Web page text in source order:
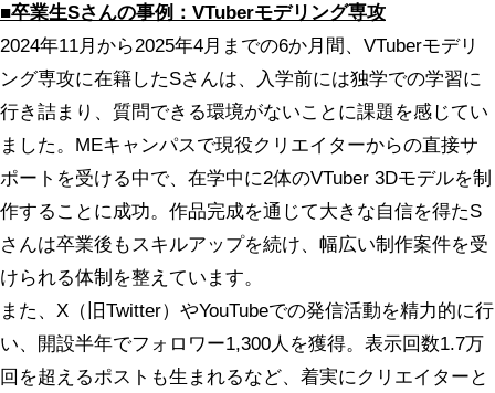
■卒業生Sさんの事例：VTuberモデリング専攻
2024年11月から2025年4月までの6か月間、VTuberモデリ
ング専攻に在籍したSさんは、入学前には独学での学習に
行き詰まり、質問できる環境がないことに課題を感じてい
ました。MEキャンパスで現役クリエイターからの直接サ
ポートを受ける中で、在学中に2体のVTuber 3Dモデルを制
作することに成功。作品完成を通じて大きな自信を得たS
さんは卒業後もスキルアップを続け、幅広い制作案件を受
けられる体制を整えています。
また、X（旧Twitter）やYouTubeでの発信活動を精力的に行
い、開設半年でフォロワー1,300人を獲得。表示回数1.7万
回を超えるポストも生まれるなど、着実にクリエイターと